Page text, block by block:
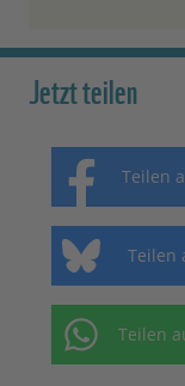
Jetzt teilen
Teilen
Teilen
Teilen